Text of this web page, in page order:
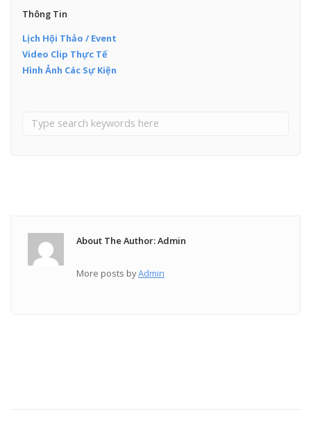
Thông Tin
Lịch Hội Thảo / Event
Video Clip Thực Tế
Hình Ảnh Các Sự Kiện
About The Author: Admin
More posts byAdmin